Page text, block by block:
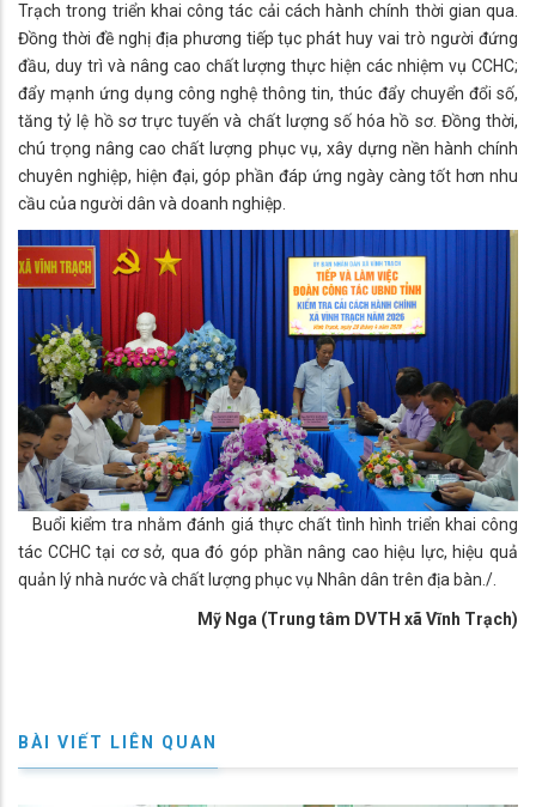
Trạch trong triển khai công tác cải cách hành chính thời gian qua.
Đồng thời đề nghị địa phương tiếp tục phát huy vai trò người đứng
đầu, duy trì và nâng cao chất lượng thực hiện các nhiệm vụ CCHC;
đẩy mạnh ứng dụng công nghệ thông tin, thúc đẩy chuyển đổi số,
tăng tỷ lệ hồ sơ trực tuyến và chất lượng số hóa hồ sơ. Đồng thời,
chú trọng nâng cao chất lượng phục vụ, xây dựng nền hành chính
chuyên nghiệp, hiện đại, góp phần đáp ứng ngày càng tốt hơn nhu
cầu của người dân và doanh nghiệp.
Buổi kiểm tra nhằm đánh giá thực chất tình hình triển khai công
tác CCHC tại cơ sở, qua đó góp phần nâng cao hiệu lực, hiệu quả
quản lý nhà nước và chất lượng phục vụ Nhân dân trên địa bàn./.
Mỹ Nga (Trung tâm DVTH xã Vĩnh Trạch)
BÀI VIẾT LIÊN QUAN